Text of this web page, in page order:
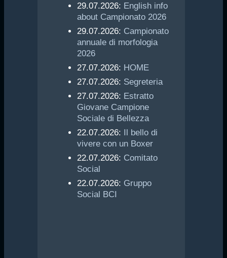
29.07.2026: English info
about Campionato 2026
29.07.2026: Campionato
annuale di morfologia
2026
27.07.2026: HOME
27.07.2026: Segreteria
27.07.2026: Estratto
Giovane Campione
Sociale di Bellezza
22.07.2026: Il bello di
vivere con un Boxer
22.07.2026: Comitato
Social
22.07.2026: Gruppo
Social BCI